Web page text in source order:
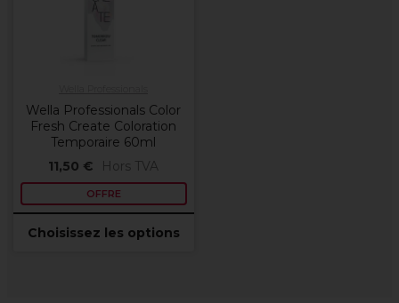
Wella Professionals Color
Fresh Create Coloration
Temporaire 60ml
11,50 €
Hors TVA
OFFRE
Choisissez les options